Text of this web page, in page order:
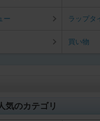
ー ラップタ
買い物
気のカテゴリ